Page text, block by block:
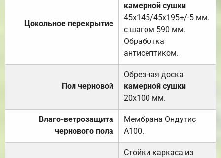
Цокольное перекрытие
камерной сушки
45х145/45х195+/-5 мм.
с шагом 590 мм.
Обработка
антисептиком.
Пол черновой
Обрезная доска
камерной сушки
20х100 мм.
Влаго-ветрозащита
чернового пола
Мембрана Ондутис
А100.
Стойки каркаса из